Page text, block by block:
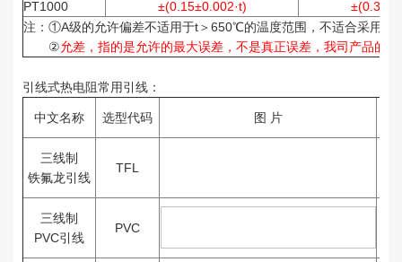
PT1000
±(0.15±0.002·t)
注：①A级的允许偏差不适用于t＞650℃的温度范围，不适合采用二
②允差，指的是允许的最大误差，不是真正误差，我司产品的
引线式热电阻常用引线：
中文名称 选型代码 图 片
三线制
铁氟龙引线
TFL
三线制
PVC引线
PVC